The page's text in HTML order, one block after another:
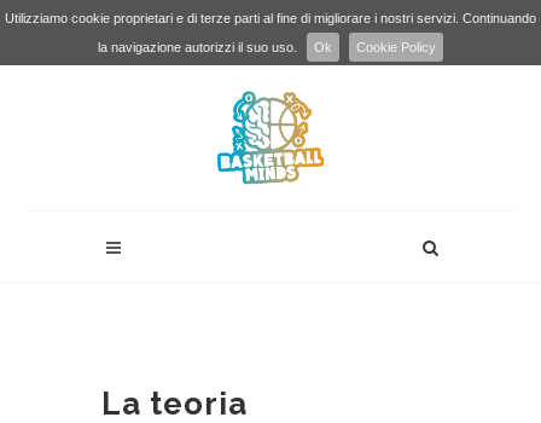
Utilizziamo cookie proprietari e di terze parti al fine di migliorare i nostri servizi. Continuando
la navigazione autorizzi il suo uso.
Ok Cookie Policy
La teoria